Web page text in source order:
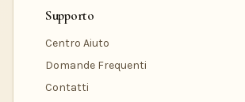
Supporto
Centro Aiuto
Domande Frequenti
Contatti